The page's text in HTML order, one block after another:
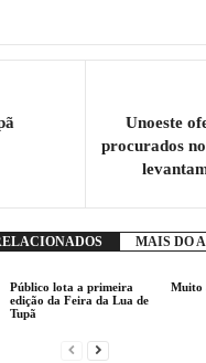
Unoeste
procurados
MAIS DO
Público lota a primeira
edição da Feira da Lua de
Tupã
Muito